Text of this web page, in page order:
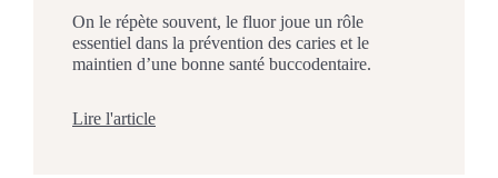
On le répète souvent, le fluor joue un rôle
essentiel dans la prévention des caries et le
maintien d’une bonne santé buccodentaire.
il sécuritaire pour tous, y compris les enfants ?
Lire l'article